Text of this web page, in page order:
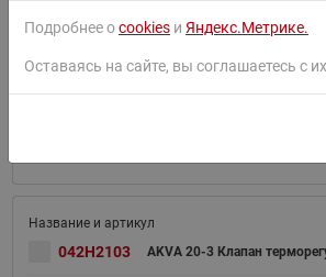
AKVA 20-2 Клапан
042H2103 AKVA 20-3 Клапан
Подробнее оcookies и Яндекс.Метрике.
Оставаясь на сайте, вы соглашаетесь с